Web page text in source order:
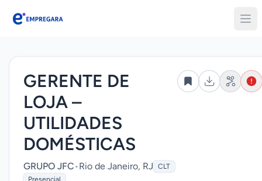
Empregara
GERENTE DE
LOJA –
UTILIDADES
DOMÉSTICAS
GRUPO JFC•Rio de Janeiro, RJ CLT
Presencial